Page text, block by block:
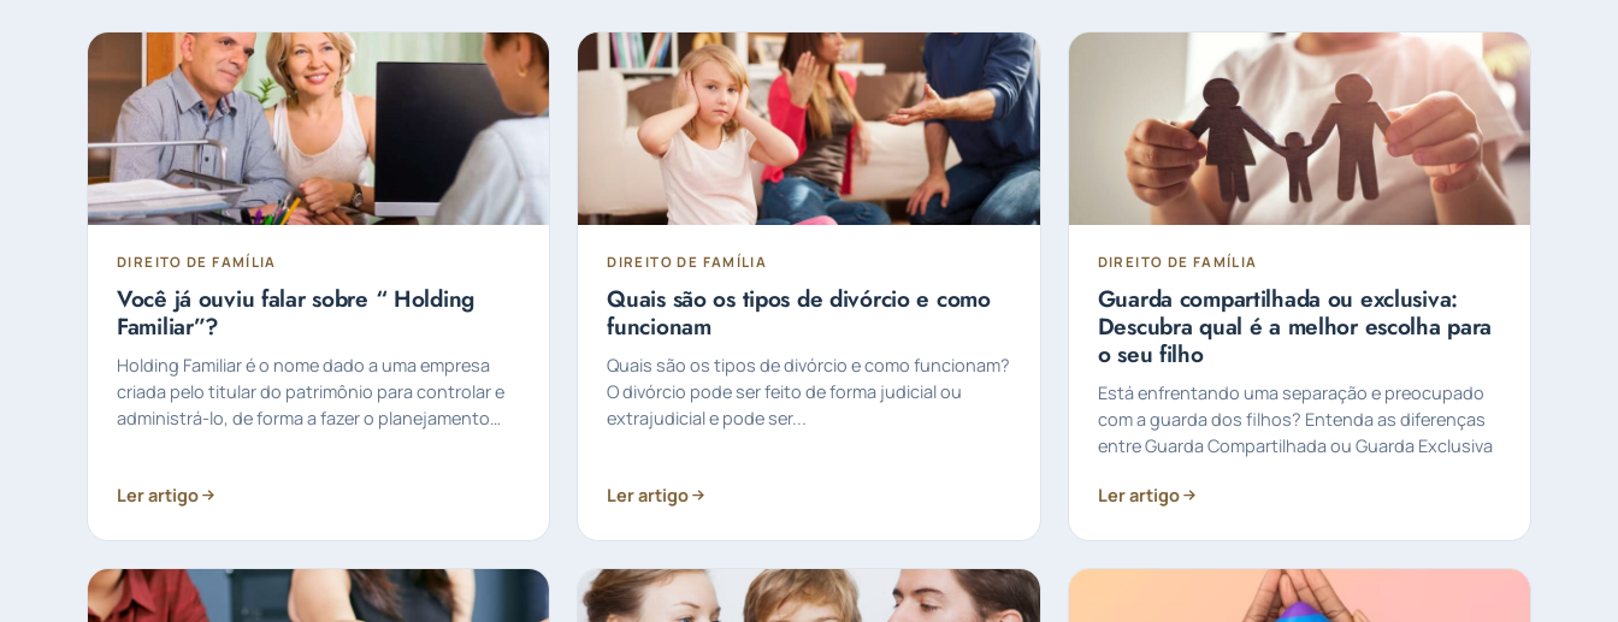
DIREITO DE FAMÍLIA
Você já ouviu falar sobre “ Holding
Familiar”?
Holding Familiar é o nome dado a uma empresa
criada pelo titular do patrimônio para controlar e
administrá-lo, de forma a fazer o planejamento
Ler artigo
DIREITO DE FAMÍLIA
Quais são os tipos de divórcio e como
funcionam
Quais são os tipos de divórcio e como funcionam?
O divórcio pode ser feito de forma judicial ou
extrajudicial e pode ser...
Ler artigo
DIREITO DE FAMÍLIA
Guarda compartilhada ou exclusiva:
Descubra qual é a melhor escolha para
o seu filho
Está enfrentando uma separação e preocupado
com a guarda dos filhos? Entenda as diferenças
entre Guarda Compartilhada ou Guarda Exclusiva
Ler artigo